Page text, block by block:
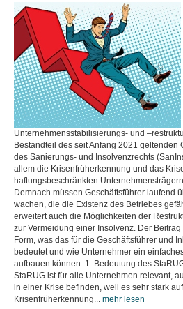
Unternehmensstabilisierungs- und
Bestandteil des seit Anfang 2021 geltenden
des Sanierungs- und Insolvenzrechts
allem die Krisenfrüherkennung und das
haftungsbeschränkten
Demnach müssen Geschäftsführer laufend
wachen, die die Existenz des Betriebes
erweitert auch die Möglichkeiten der
zur Vermeidung einer Insolvenz. Der
Form, was das für die Geschäftsführer und
bedeutet und wie Unternehmer ein
aufbauen können. 1. Bedeutung des
StaRUG ist für alle Unternehmen relevant,
in einer Krise befinden, weil es sehr stark
Krisenfrüherkennung... mehr lesen